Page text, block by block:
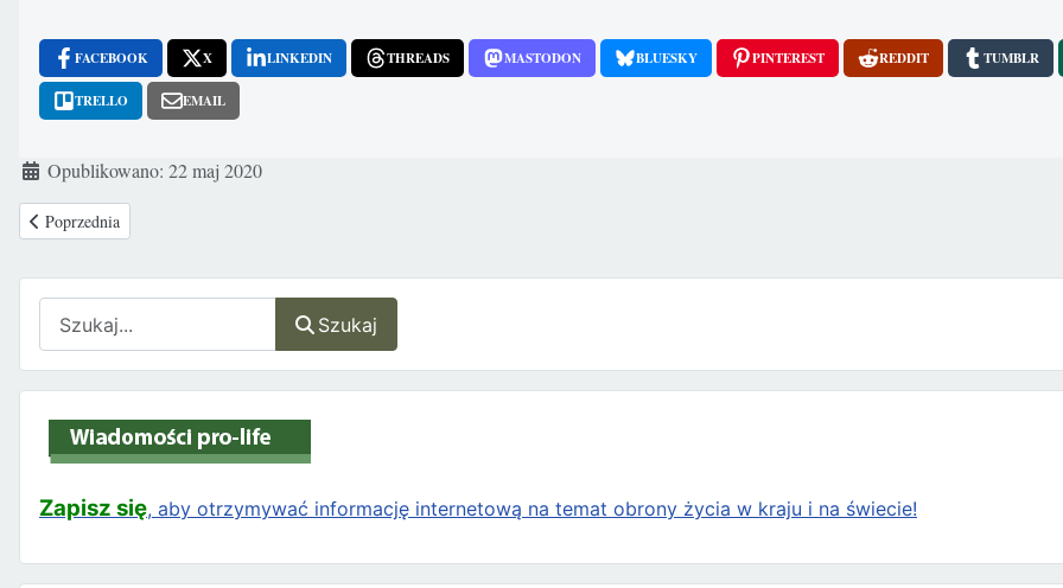
Szukaj
Zapisz się, aby otrzymywać informację internetową na temat obrony życia w kraju i na świecie!
FACEBOOK X LINKEDIN THREADS MASTODON BLUESKY PINTEREST REDDIT TUMBLR
TRELLO EMAIL
Szczegóły
Opublikowano: 22 maj 2020
Poprzednia strona: Kolejna wielka manipulacja Normą McCorvey. Tym razem trzy lata po śmierci
Poprzednia